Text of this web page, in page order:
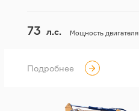
Мощность двигателя
73 л.с.
Подробнее